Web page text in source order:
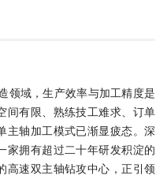
域，生产效率与加工精度是
间有限、熟练技工难求、订单
主轴加工模式已渐显疲态。深
家拥有超过二十年研发积淀的
高速双主轴钻攻中心，正引领